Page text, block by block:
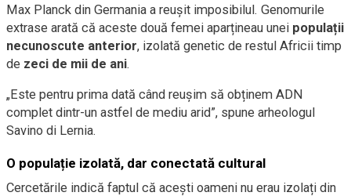
Max Planck din Germania a reușit imposibilul. Genomurile
extrase arată că aceste două femei aparțineau unei populații
necunoscute anterior, izolată genetic de restul Africii timp
de zeci de mii de ani.
„Este pentru prima dată când reușim să obținem ADN
complet dintr-un astfel de mediu arid”, spune arheologul
Savino di Lernia.
O populație izolată, dar conectată cultural
Cercetările indică faptul că acești oameni nu erau izolați din